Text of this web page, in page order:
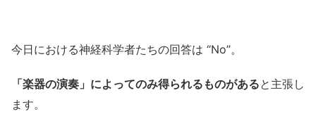
今日における神経科学者たちの回答は “No”。
「楽器の演奏」によってのみ得られるものがあると主張し
ます。